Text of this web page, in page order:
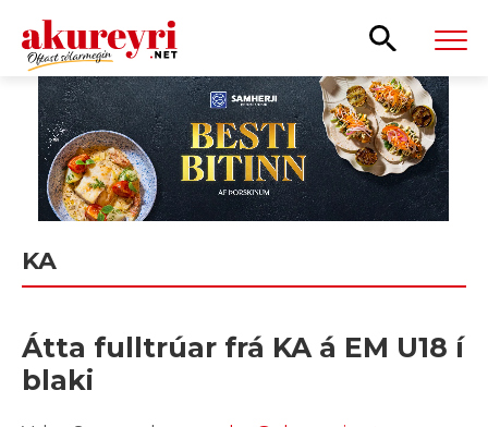
Leita
KA
Átta fulltrúar frá KA á EM U18 í
blaki